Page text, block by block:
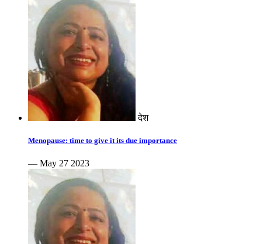
देश
Menopause: time to give it its due importance
— May 27 2023